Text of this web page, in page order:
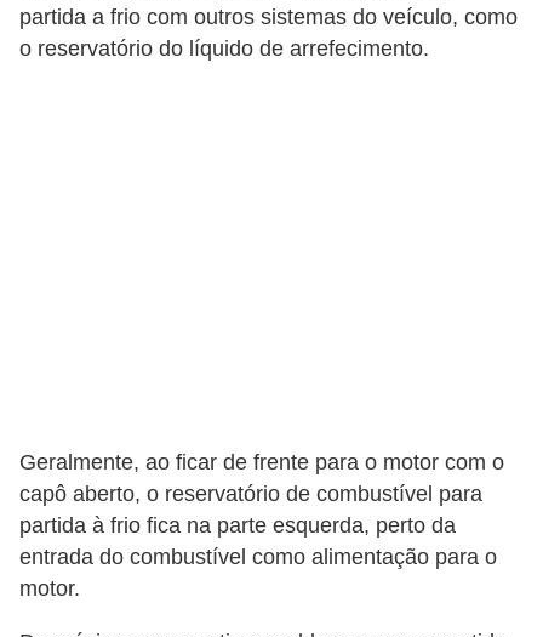
partida a frio com outros sistemas do veículo, como
o reservatório do líquido de arrefecimento.
Geralmente, ao ficar de frente para o motor com o
capô aberto, o reservatório de combustível para
partida à frio fica na parte esquerda, perto da
entrada do combustível como alimentação para o
motor.
a
s
s
L
e
i